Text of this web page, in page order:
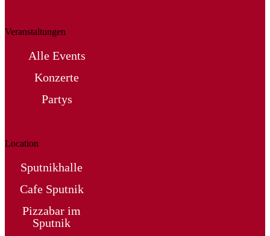
Veranstaltungen
Alle Events
Konzerte
Partys
Location
Sputnikhalle
Cafe Sputnik
Pizzabar im
Sputnik